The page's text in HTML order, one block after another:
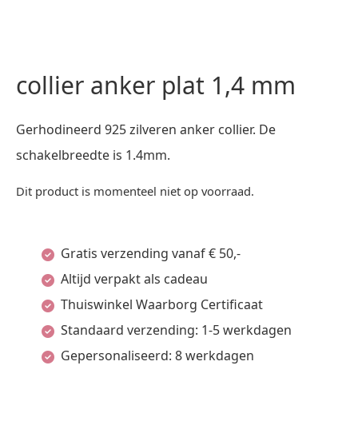
collier anker plat 1,4 mm
Gerhodineerd 925 zilveren anker collier. De
schakelbreedte is 1.4mm.
Dit product is momenteel niet op voorraad.
Gratis verzending vanaf € 50,-
Altijd verpakt als cadeau
Thuiswinkel Waarborg Certificaat
Standaard verzending: 1-5 werkdagen
Gepersonaliseerd: 8 werkdagen